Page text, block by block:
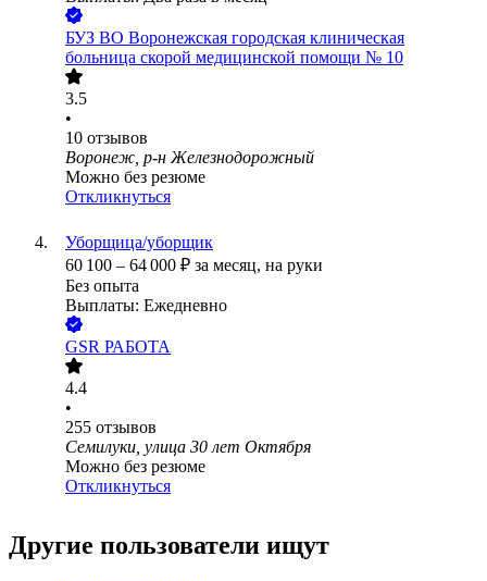
БУЗ ВО Воронежская городская клиническая
больница скорой медицинской помощи № 10
3.5
•
10 отзывов
Воронеж, р-н Железнодорожный
Можно без резюме
Откликнуться
Уборщица/уборщик
60 100 – 64 000 ₽ за месяц, на руки
Без опыта
Выплаты: Ежедневно
GSR РАБОТА
4.4
•
255 отзывов
Семилуки, улица 30 лет Октября
Можно без резюме
Откликнуться
Другие пользователи ищут